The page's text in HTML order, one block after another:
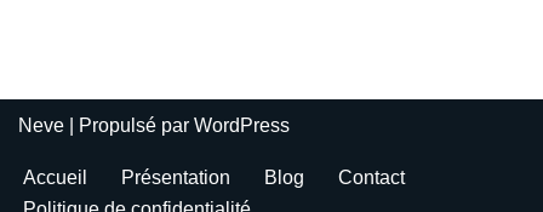
Neve | Propulsé par WordPress
Accueil Présentation Blog
Contact